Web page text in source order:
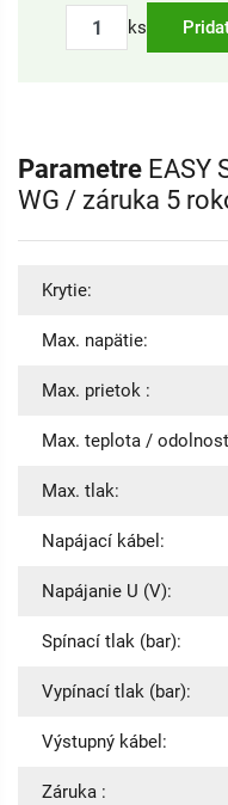
ks
Parametre EASY
WG / záruka 5
Krytie:
Max. napätie:
Max. prietok :
Max. teplota /
Max. tlak:
Napájací kábel:
Napájanie U (V):
Spínací tlak (bar):
Vypínací tlak (bar):
Výstupný kábel:
Záruka :